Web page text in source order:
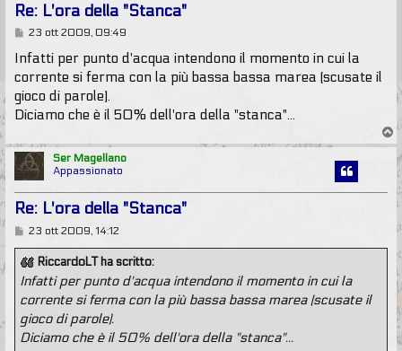
Re: L'ora della "Stanca"
M
s
a
g
g
i
23 ott 2009, 09:49
Infatti per punto d'acqua intendono il momento in cui la
corrente si ferma con la più bassa bassa marea (scusate il
gioco di parole).
Diciamo che è il 50% dell'ora della "stanca"...
T
o
p
Ser Magellano
Appassionato
Re: L'ora della "Stanca"
M
s
s
a
g
i
o
23 ott 2009, 14:12
RiccardoLT ha scritto:
Infatti per punto d'acqua intendono il momento in cui la
corrente si ferma con la più bassa bassa marea (scusate il
gioco di parole).
Diciamo che è il 50% dell'ora della "stanca"...